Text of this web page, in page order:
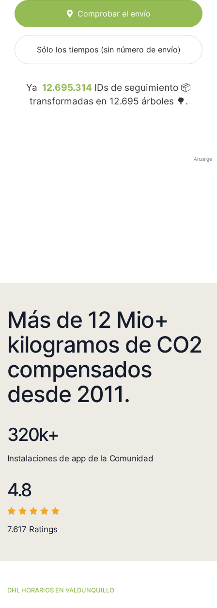
Comprobar el envío
Sólo los tiempos (sin número de envío)
Ya 12.695.314 IDs de seguimiento 📦
transformadas en 12.695 árboles 🌳.
Anzeige
Más de 12 Mio+
kilogramos de CO2
compensados
desde 2011.
320k+
Instalaciones de app de la Comunidad
4.8
7.617 Ratings
DHL HORARIOS EN VALDUNQUILLO